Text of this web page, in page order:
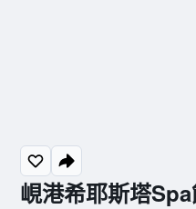
峴港希耶斯塔